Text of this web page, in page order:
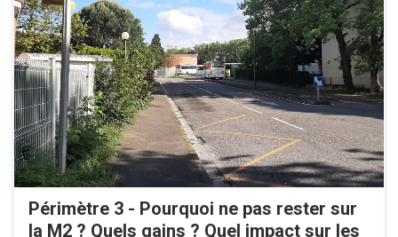
Périmètre 3 - Pourquoi ne pas rester sur
la M2 ? Quels gains ? Quel impact sur les